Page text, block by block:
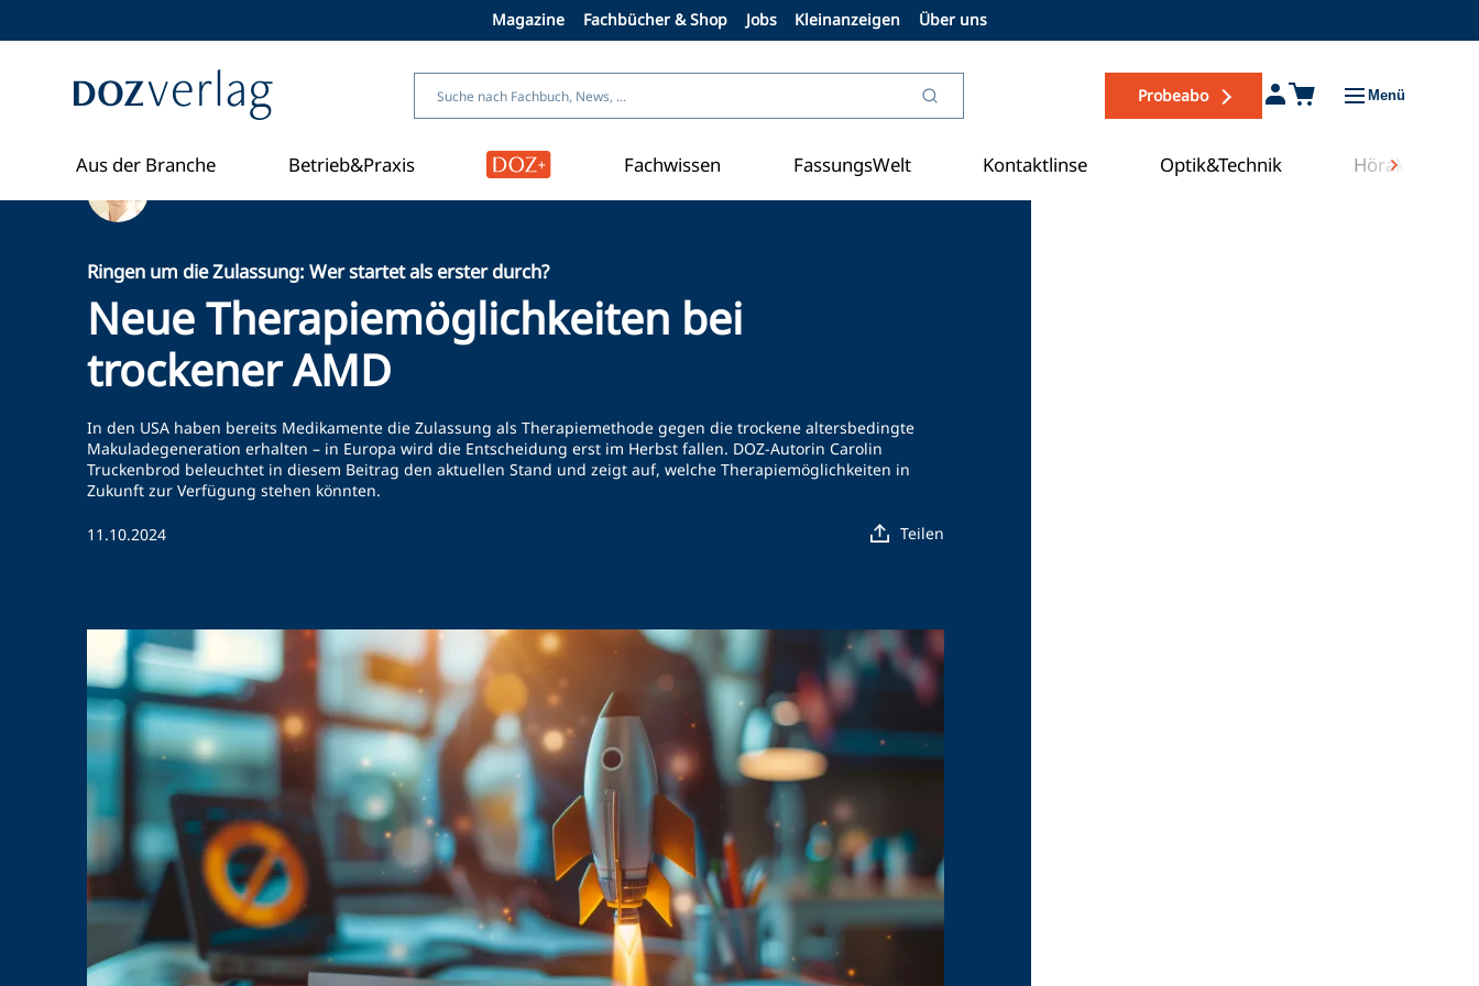
Magazine Fachbücher & Shop Jobs Kleinanzeigen Über uns
Probeabo Menü
Aus der Branche Betrieb&Praxis Fachwissen FassungsWelt Kontaktlinse Optik&Technik Hörakustik
Ringen um die Zulassung: Wer startet als erster durch?
Neue Therapiemöglichkeiten bei
trockener AMD
In den USA haben bereits Medikamente die Zulassung als Therapiemethode gegen die trockene altersbedingte
Makuladegeneration erhalten – in Europa wird die Entscheidung erst im Herbst fallen. DOZ-Autorin Carolin
Truckenbrod beleuchtet in diesem Beitrag den aktuellen Stand und zeigt auf, welche Therapiemöglichkeiten in
Zukunft zur Verfügung stehen könnten.
11.10.2024 Teilen